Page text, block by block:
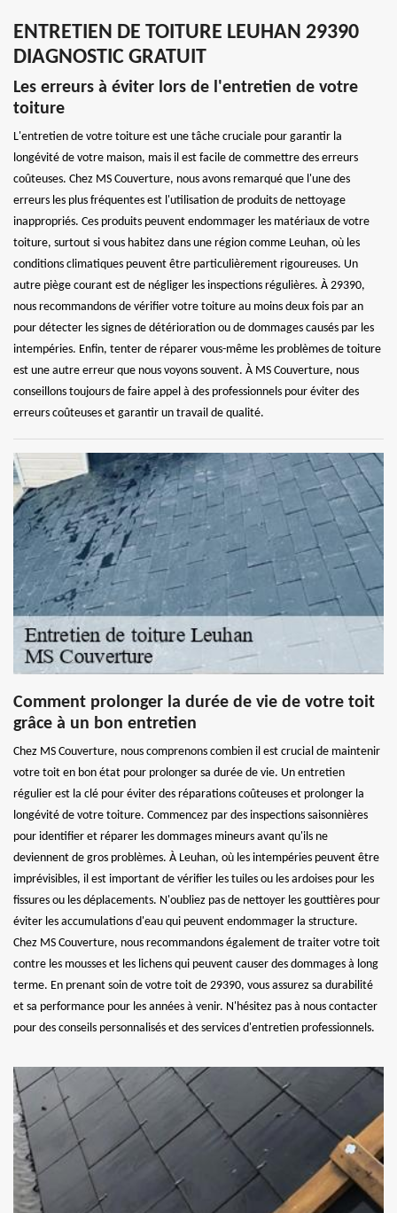
ENTRETIEN DE TOITURE LEUHAN 29390
DIAGNOSTIC GRATUIT
Les erreurs à éviter lors de l'entretien de votre
toiture
L'entretien de votre toiture est une tâche cruciale pour garantir la
longévité de votre maison, mais il est facile de commettre des erreurs
coûteuses. Chez MS Couverture, nous avons remarqué que l'une des
erreurs les plus fréquentes est l'utilisation de produits de nettoyage
inappropriés. Ces produits peuvent endommager les matériaux de votre
toiture, surtout si vous habitez dans une région comme Leuhan, où les
conditions climatiques peuvent être particulièrement rigoureuses. Un
autre piège courant est de négliger les inspections régulières. À 29390,
nous recommandons de vérifier votre toiture au moins deux fois par an
pour détecter les signes de détérioration ou de dommages causés par les
intempéries. Enfin, tenter de réparer vous-même les problèmes de toiture
est une autre erreur que nous voyons souvent. À MS Couverture, nous
conseillons toujours de faire appel à des professionnels pour éviter des
erreurs coûteuses et garantir un travail de qualité.
Comment prolonger la durée de vie de votre toit
grâce à un bon entretien
Chez MS Couverture, nous comprenons combien il est crucial de maintenir
votre toit en bon état pour prolonger sa durée de vie. Un entretien
régulier est la clé pour éviter des réparations coûteuses et prolonger la
longévité de votre toiture. Commencez par des inspections saisonnières
pour identifier et réparer les dommages mineurs avant qu'ils ne
deviennent de gros problèmes. À Leuhan, où les intempéries peuvent être
imprévisibles, il est important de vérifier les tuiles ou les ardoises pour les
fissures ou les déplacements. N'oubliez pas de nettoyer les gouttières pour
éviter les accumulations d'eau qui peuvent endommager la structure.
Chez MS Couverture, nous recommandons également de traiter votre toit
contre les mousses et les lichens qui peuvent causer des dommages à long
terme. En prenant soin de votre toit de 29390, vous assurez sa durabilité
et sa performance pour les années à venir. N'hésitez pas à nous contacter
pour des conseils personnalisés et des services d'entretien professionnels.